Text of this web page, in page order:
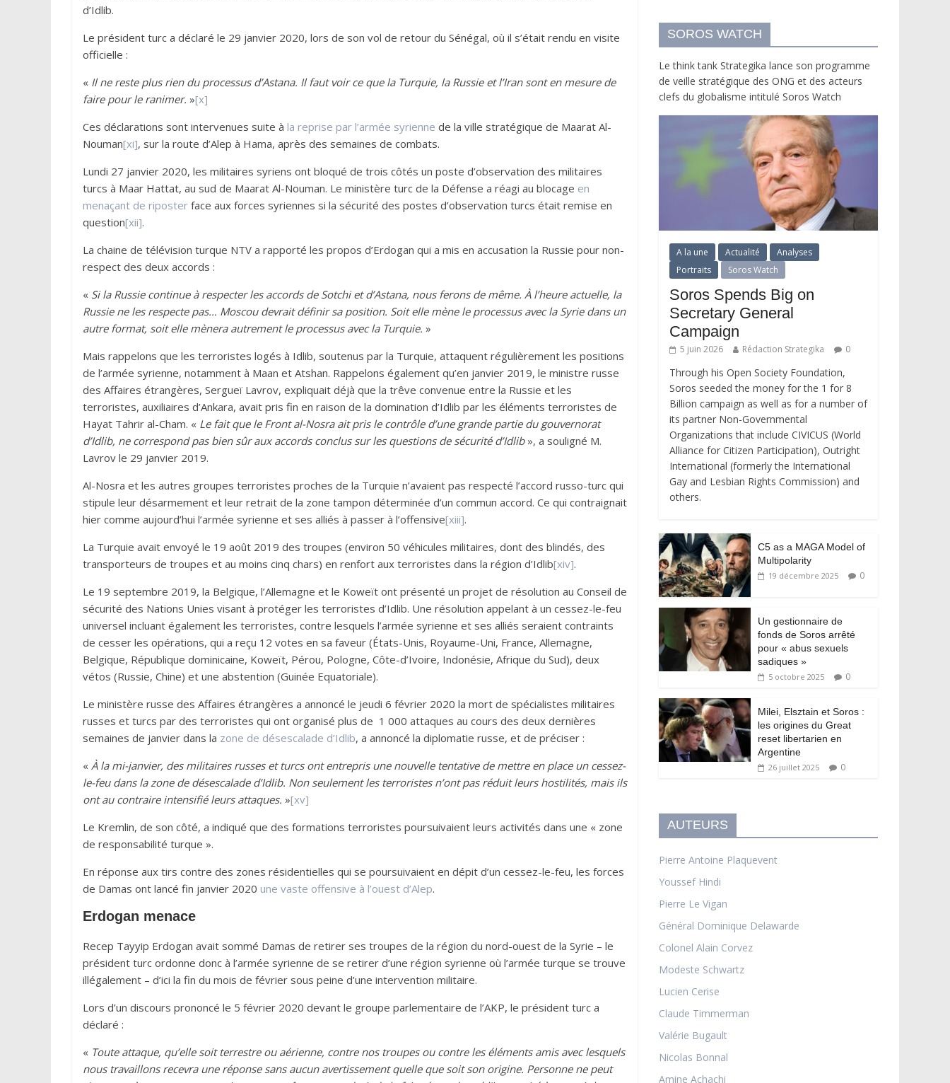
d’Idlib.
Le président turc a déclaré le 29 janvier 2020, lors de son vol de retour du Sénégal, où il s’était rendu en visite
officielle :
« Il ne reste plus rien du processus d’Astana. Il faut voir ce que la Turquie, la Russie et l’Iran sont en mesure de
faire pour le ranimer. »[x]
Ces déclarations sont intervenues suite à la reprise par l’armée syrienne de la ville stratégique de Maarat Al-
Nouman[xi], sur la route d’Alep à Hama, après des semaines de combats.
Lundi 27 janvier 2020, les militaires syriens ont bloqué de trois côtés un poste d’observation des militaires
turcs à Maar Hattat, au sud de Maarat Al-Nouman. Le ministère turc de la Défense a réagi au blocage en
menaçant de riposter face aux forces syriennes si la sécurité des postes d’observation turcs était remise en
question[xii].
La chaine de télévision turque NTV a rapporté les propos d’Erdogan qui a mis en accusation la Russie pour non-
respect des deux accords :
« Si la Russie continue à respecter les accords de Sotchi et d’Astana, nous ferons de même. À l’heure actuelle, la
Russie ne les respecte pas… Moscou devrait définir sa position. Soit elle mène le processus avec la Syrie dans un
autre format, soit elle mènera autrement le processus avec la Turquie. »
Mais rappelons que les terroristes logés à Idlib, soutenus par la Turquie, attaquent régulièrement les positions
de l’armée syrienne, notamment à Maan et Atshan. Rappelons également qu’en janvier 2019, le ministre russe
des Affaires étrangères, Sergueï Lavrov, expliquait déjà que la trêve convenue entre la Russie et les
terroristes, auxiliaires d’Ankara, avait pris fin en raison de la domination d’Idlib par les éléments terroristes de
Hayat Tahrir al-Cham. « Le fait que le Front al-Nosra ait pris le contrôle d’une grande partie du gouvernorat
d’Idlib, ne correspond pas bien sûr aux accords conclus sur les questions de sécurité d’Idlib», a souligné M.
Lavrov le 29 janvier 2019.
Al-Nosra et les autres groupes terroristes proches de la Turquie n’avaient pas respecté l’accord russo-turc qui
stipule leur désarmement et leur retrait de la zone tampon déterminée d’un commun accord. Ce qui contraignait
hier comme aujourd’hui l’armée syrienne et ses alliés à passer à l’offensive[xiii].
La Turquie avait envoyé le 19 août 2019 des troupes (environ 50 véhicules militaires, dont des blindés, des
transporteurs de troupes et au moins cinq chars) en renfort aux terroristes dans la région d’Idlib[xiv].
Le 19 septembre 2019, la Belgique, l’Allemagne et le Koweït ont présenté un projet de résolution au Conseil de
sécurité des Nations Unies visant à protéger les terroristes d’Idlib. Une résolution appelant à un cessez-le-feu
universel incluant également les terroristes, contre lesquels l’armée syrienne et ses alliés seraient contraints
de cesser les opérations, qui a reçu 12 votes en sa faveur (États-Unis, Royaume-Uni, France, Allemagne,
Belgique, République dominicaine, Koweït, Pérou, Pologne, Côte-d’Ivoire, Indonésie, Afrique du Sud), deux
vétos (Russie, Chine) et une abstention (Guinée Equatoriale).
Le ministère russe des Affaires étrangères a annoncé le jeudi 6 février 2020 la mort de spécialistes militaires
russes et turcs par des terroristes qui ont organisé plus de 1 000 attaques au cours des deux dernières
semaines de janvier dans la zone de désescalade d’Idlib, a annoncé la diplomatie russe, et de préciser :
« À la mi-janvier, des militaires russes et turcs ont entrepris une nouvelle tentative de mettre en place un cessez-
le-feu dans la zone de désescalade d’Idlib. Non seulement les terroristes n’ont pas réduit leurs hostilités, mais ils
ont au contraire intensifié leurs attaques. »[xv]
Le Kremlin, de son côté, a indiqué que des formations terroristes poursuivaient leurs activités dans une « zone
de responsabilité turque ».
En réponse aux tirs contre des zones résidentielles qui se poursuivaient en dépit d’un cessez-le-feu, les forces
de Damas ont lancé fin janvier 2020 une vaste offensive à l’ouest d’Alep.
Erdogan menace
Recep Tayyip Erdogan avait sommé Damas de retirer ses troupes de la région du nord-ouest de la Syrie – le
président turc ordonne donc à l’armée syrienne de se retirer d’une région syrienne où l’armée turque se trouve
illégalement – d’ici la fin du mois de février sous peine d’une intervention militaire.
Lors d’un discours prononcé le 5 février 2020 devant le groupe parlementaire de l’AKP, le président turc a
déclaré :
« Toute attaque, qu’elle soit terrestre ou aérienne, contre nos troupes ou contre les éléments amis avec lesquels
nous travaillons recevra une réponse sans aucun avertissement quelle que soit son origine. Personne ne peut
SOROS WATCH
Le think tank Strategika lance son programme
de veille stratégique des ONG et des acteurs
clefs du globalisme intitulé Soros Watch
A la une Actualité
Analyses
Portraits
Soros Watch
Soros Spends Big on
Secretary General
Campaign
5 juin 2026 Rédaction Strategika 0
Through his Open Society Foundation,
Soros seeded the money for the 1 for 8
Billion campaign as well as for a number of
its partner Non-Governmental
Organizations that include CIVICUS (World
Alliance for Citizen Participation), Outright
International (formerly the International
Gay and Lesbian Rights Commission) and
others.
C5 as a MAGA Model of
Multipolarity
19 décembre 2025 0
Un gestionnaire de
fonds de Soros arrêté
pour « abus sexuels
sadiques »
5 octobre 2025 0
Milei, Elsztain et Soros :
les origines du Great
reset libertarien en
Argentine
26 juillet 2025 0
AUTEURS
Pierre Antoine Plaquevent
Youssef Hindi
Pierre Le Vigan
Général Dominique Delawarde
Colonel Alain Corvez
Modeste Schwartz
Lucien Cerise
Claude Timmerman
Valérie Bugault
Nicolas Bonnal
Amine Achachi